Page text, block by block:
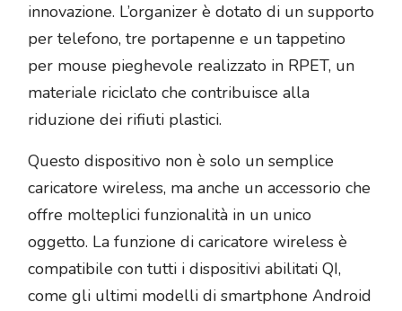
innovazione. L’organizer è dotato di un supporto
per telefono, tre portapenne e un tappetino
per mouse pieghevole realizzato in RPET, un
materiale riciclato che contribuisce alla
riduzione dei rifiuti plastici.
Questo dispositivo non è solo un semplice
caricatore wireless, ma anche un accessorio che
offre molteplici funzionalità in un unico
oggetto. La funzione di caricatore wireless è
compatibile con tutti i dispositivi abilitati QI,
come gli ultimi modelli di smartphone Android